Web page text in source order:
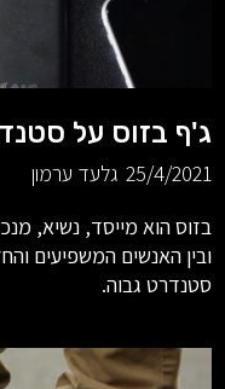
ג'ף בזוס על
25/4/2021 גלעד ערמון
בזוס הוא מייסד, נשיא,
ובין האנשים המשפיעים
סטנדרט גבוה.